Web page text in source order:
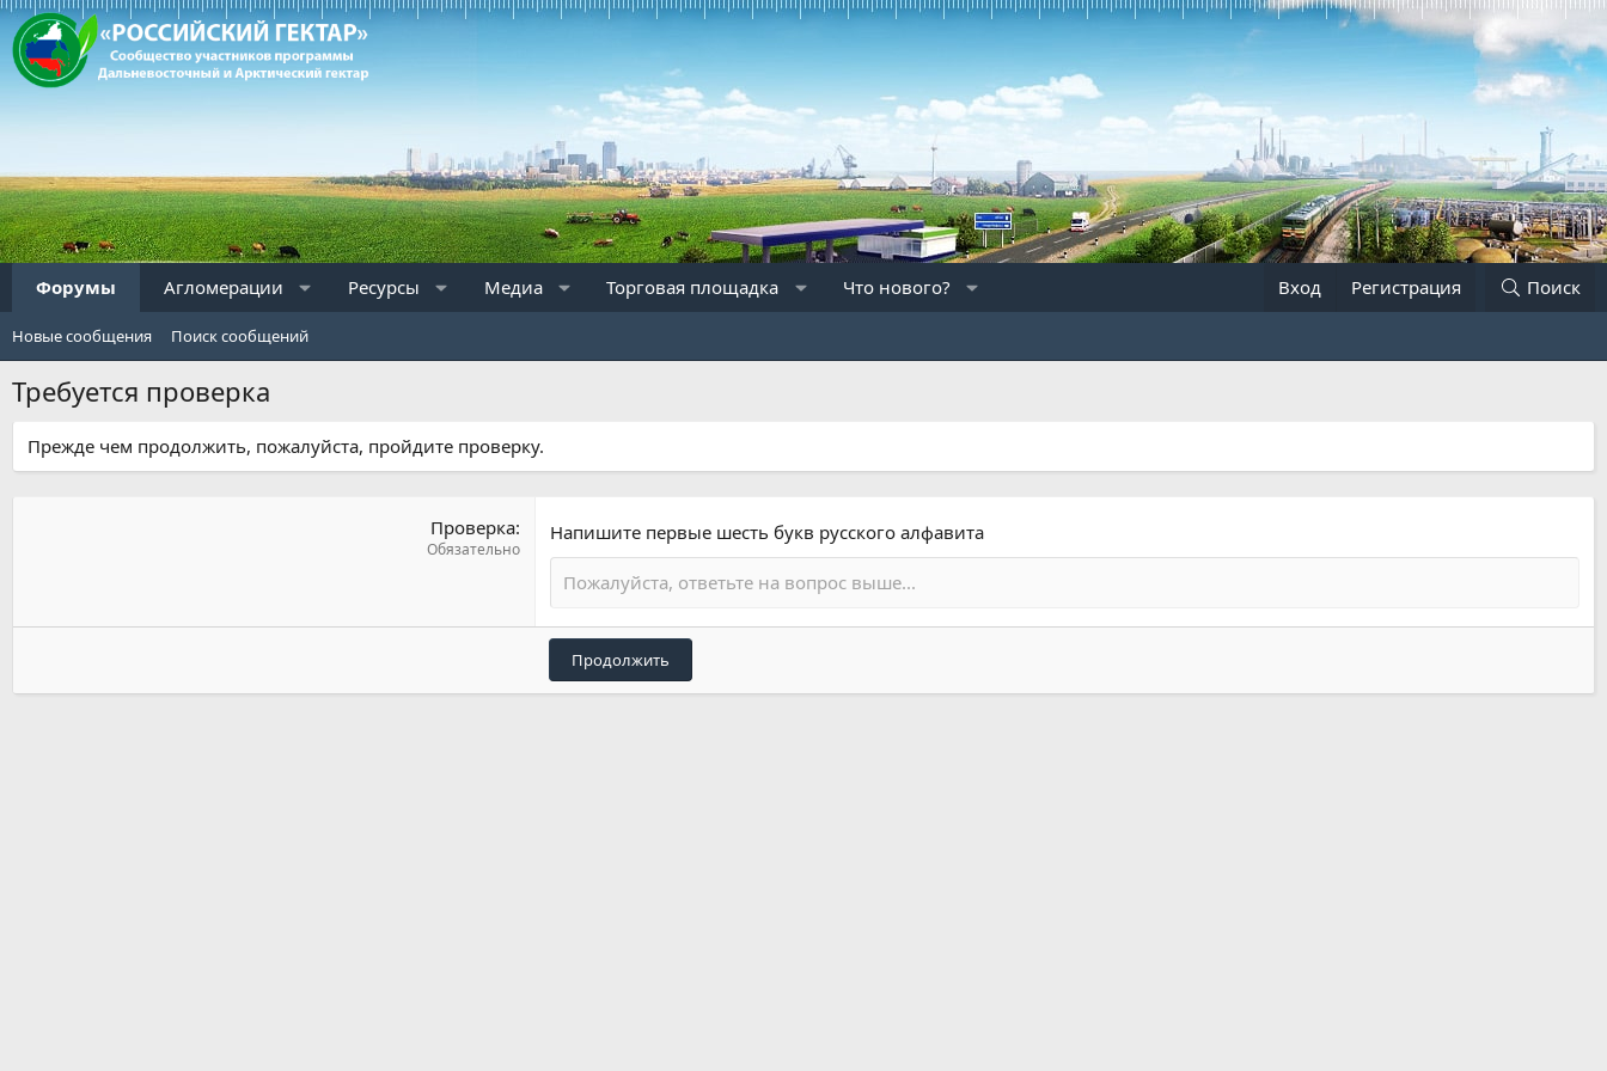
Форумы Агломерации Ресурсы Медиа Торговая площадка Что нового? Вход Регистрация Поиск
Новые сообщения Поиск сообщений
Требуется проверка
Прежде чем продолжить, пожалуйста, пройдите проверку.
Проверка
Обязательно
Напишите первые шесть букв русского алфавита
Продолжить